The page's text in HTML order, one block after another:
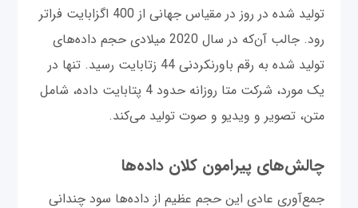
تولید شده در روز در مقیاس جهانی از 400 اگزابایت فراتر
رود. جالب آن‌که در سال 2020 میلادی حجم داده‌های
تولید شده به رقم باورنکردنی 44 زتابایت رسید. تنها در
یک مورد، شرکت متا روزانه حدود 4 پتابایت داده، شامل
متن، تصویر و ویدیو و صوت تولید می‌کند.
چالش‌های پیرامون کلان داده‌ها
جمع‌آوری عادی این حجم عظیم از داده‌ها سود چندانی